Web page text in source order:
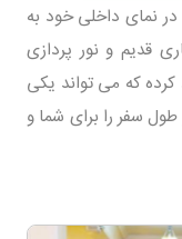
نمای داخلی خود به
قدیم و نور پردازی
کرده که می تواند یکی
سفر را برای شما و